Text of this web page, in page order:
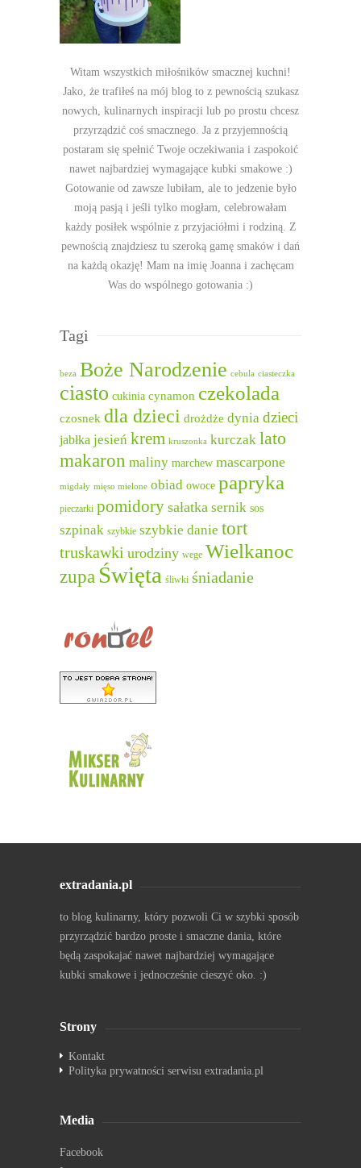
Witam wszystkich miłośników smacznej kuchni!
Jako, że trafiłeś na mój blog to z pewnością szukasz
nowych, kulinarnych inspiracji lub po prostu chcesz
przyrządzić coś smacznego. Ja z przyjemnością
postaram się spełnić Twoje oczekiwania i zaspokoić
nawet najbardziej wymagające kubki smakowe :)
Gotowanie od zawsze lubiłam, ale to jedzenie było
moją pasją i jeśli tylko mogłam, celebrowałam
każdy posiłek wspólnie z przyjaciółmi i rodziną. Z
pewnością znajdziesz tu szeroką gamę smaków i dań
na każdą okazję! Mam na imię Joanna i zachęcam
Was do wspólnego gotowania :)
Tagi
beza Boże Narodzenie cebula ciasteczka
ciasto cukinia cynamon czekolada
czosnek dla dzieci drożdże dynia dzieci
jabłka jesień krem kruszonka kurczak lato
makaron maliny marchew mascarpone
migdały mięso mielone obiad owoce papryka
pieczarki pomidory sałatka sernik sos
szpinak szybkie szybkie danie tort
truskawki urodziny wege Wielkanoc
zupa Święta śliwki śniadanie
extradania.pl
to blog kulinarny, który pozwoli Ci w szybki sposób
przyrządzić bardzo proste i smaczne dania, które
będą zaspokajać nawet najbardziej wymagające
kubki smakowe i jednocześnie cieszyć oko. :)
Strony
Kontakt
Polityka prywatności serwisu extradania.pl
Media
Facebook